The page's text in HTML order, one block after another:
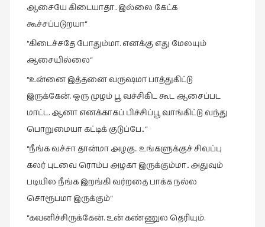
நுண்கலை
நூலக
மனிதர்கள்
நேர்காணல்
படித்தவை
பயணங்கள்
பரிந்துரை
ஆசையே கிடையாதா.. இல்லை கேட்க
கூச்சப்படுறயா“
“கிடைச்சதே போதும்மா. எனக்கு எது மேலயும்
ஆசையில்லை“
“உன்னை இத்தனை வருஷமா பாத்துகிட்டு
இருக்கேன். ஒரு முழம் பூ வச்சிகிட கூட ஆசைப்பட
மாட்ட. ஆனா எனக்காகப் பிச்சிப்பூ வாங்கிட்டு வந்து
பொறுமையா கட்டிக் குடுப்பே.. “
“நீங்க வச்சா தான்மா அழகு.. உங்களுக்குச் சிவப்பு
கலர் புடவை ரொம்ப அழகா இருக்கும்மா.. அதுவும்
படியில நீங்க இறங்கி வர்றதை பாக்க நல்ல
சொரூபமா இருக்கும்“
“கவனிச்சிருக்கேன். உன் கண்ணுல தெரியும்.